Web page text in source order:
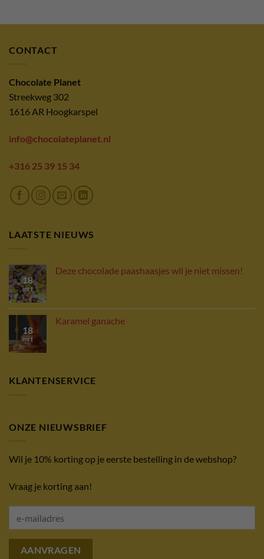
CONTACT
Chocolate Planet
Streekweg 302
1616 AR Hoogkarspel
info@chocolateplanet.nl
+316 25 39 15 34
LAATSTE NIEUWS
18
mrt
Deze chocolade paashaasjes wil je niet missen!
18
mrt
Karamel ganache
KLANTENSERVICE
ONZE NIEUWSBRIEF
Wil je 10% korting op je eerste bestelling in de webshop?
Vraag je korting aan!